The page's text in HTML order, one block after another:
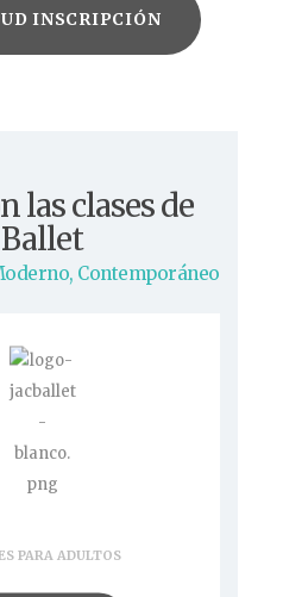
INSCRIPCIÓN
las clases de
Ballet
Contemporáneo
PARA ADULTOS